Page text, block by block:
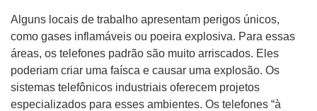
Alguns locais de trabalho apresentam perigos únicos,
como gases inflamáveis ​​ou poeira explosiva. Para essas
áreas, os telefones padrão são muito arriscados. Eles
poderiam criar uma faísca e causar uma explosão. Os
sistemas telefônicos industriais oferecem projetos
especializados para esses ambientes. Os telefones “à